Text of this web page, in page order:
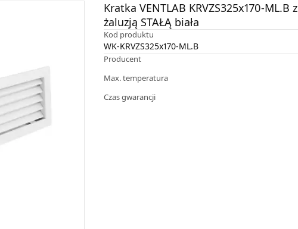
Kratka VENTLAB KRVZS325x170-ML.B z
żaluzją STAŁĄ biała
Kod produktu
WK-KRVZS325x170-ML.B
Producent
Max. temperatura
Czas gwarancji